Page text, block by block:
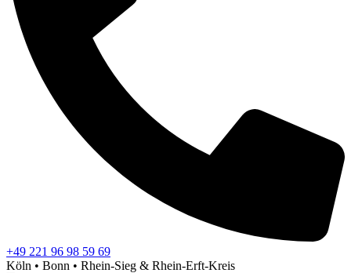
+49 221 96 98 59 69
Köln • Bonn • Rhein-Sieg & Rhein-Erft-Kreis